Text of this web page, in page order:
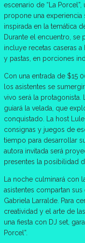
escenario de “La
propone una experiencia
inspirada en la temática
Durante el encuentro, se
incluye recetas caseras
y pastas, en porciones
Con una entrada de $15
los asistentes se
vivo será la protagonista.
guiará la velada, que
conquistado. La host
consignas y juegos de
tiempo para desarrollar
autora invitada será
presentes la posibilidad
La noche culminará con
asistentes compartan
Gabriela Larralde. Para
creatividad y el arte de
una fiesta con DJ set,
Porcel”.